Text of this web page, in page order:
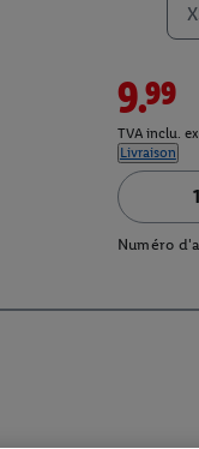
9.99
TVA inclu.
Livraison
Numéro